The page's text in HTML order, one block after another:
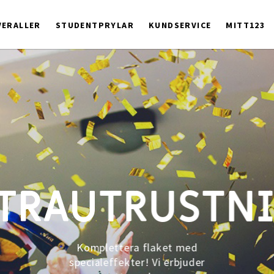
STUDENTPRYLAR KUNDSERVICE MITT123
Komplettera flaket med
specialeffekter! Vi erbjuder